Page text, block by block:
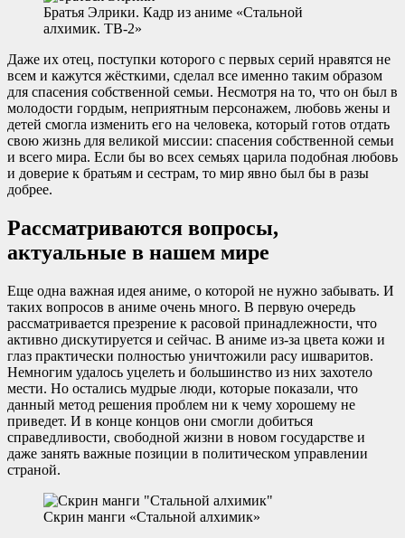
Братья Элрики. Кадр из аниме «Стальной
алхимик. ТВ-2»
Даже их отец, поступки которого с первых серий нравятся не
всем и кажутся жёсткими, сделал все именно таким образом
для спасения собственной семьи. Несмотря на то, что он был в
молодости гордым, неприятным персонажем, любовь жены и
детей смогла изменить его на человека, который готов отдать
свою жизнь для великой миссии: спасения собственной семьи
и всего мира. Если бы во всех семьях царила подобная любовь
и доверие к братьям и сестрам, то мир явно был бы в разы
добрее.
Рассматриваются вопросы,
актуальные в нашем мире
Еще одна важная идея аниме, о которой не нужно забывать. И
таких вопросов в аниме очень много. В первую очередь
рассматривается презрение к расовой принадлежности, что
активно дискутируется и сейчас. В аниме из-за цвета кожи и
глаз практически полностью уничтожили расу ишваритов.
Немногим удалось уцелеть и большинство из них захотело
мести. Но остались мудрые люди, которые показали, что
данный метод решения проблем ни к чему хорошему не
приведет. И в конце концов они смогли добиться
справедливости, свободной жизни в новом государстве и
даже занять важные позиции в политическом управлении
страной.
Скрин манги «Стальной алхимик»